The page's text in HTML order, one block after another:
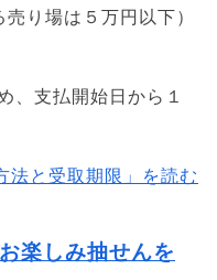
り場は５万円以下）
、支払開始日から１
法と受取期限」を読む
楽しみ抽せんを